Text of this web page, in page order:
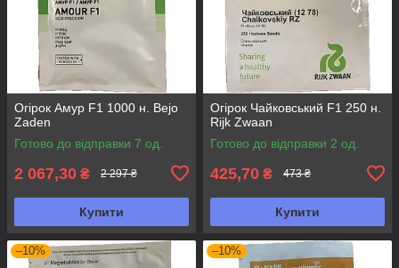
Огірок Амур F1 1000 н. Bejo
Zaden
Готово до відправки 7 од.
2 067,30 ₴ 2 297 ₴
Купити
Огірок Чайковський F1 250 н.
Rijk Zwaan
Готово до відправки 2 од.
425,70 ₴ 473 ₴
Купити
–10% –10%